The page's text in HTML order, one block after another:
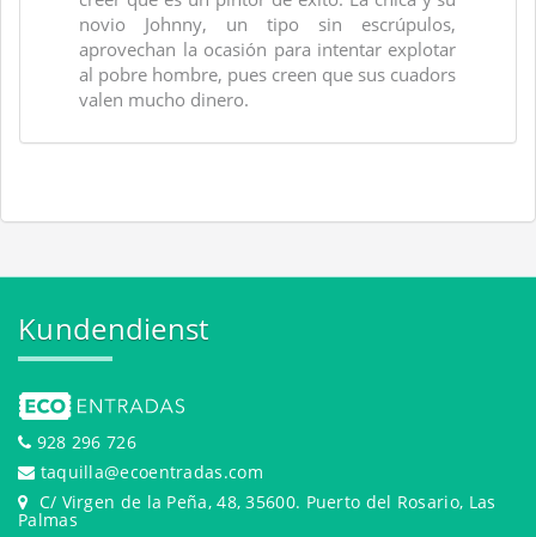
novio Johnny, un tipo sin escrúpulos,
aprovechan la ocasión para intentar explotar
al pobre hombre, pues creen que sus cuadors
valen mucho dinero.
Kundendienst
928 296 726
taquilla@ecoentradas.com
C/ Virgen de la Peña, 48, 35600. Puerto del Rosario, Las
Palmas